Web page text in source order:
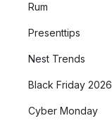
Rum
Presenttips
Nest Trends
Black Friday 2026
Cyber Monday